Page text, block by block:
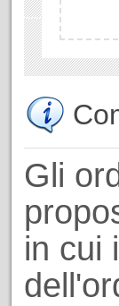
Gli
in cui